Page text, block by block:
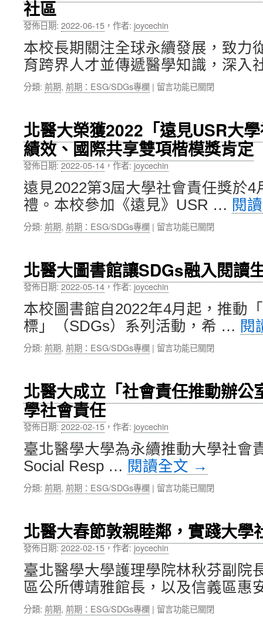
處
辦
SDGs
in
Actions
列
中
大
公
民
調
查，
北
醫
聯
全
國
私
立
一
般
大
組
名〉
中
社區
發佈日期: 2022-06-15 ， 作者: joycechin
本校長期關注全球永續發展，致力
育跨界人才並傳遞醫學知識，深
分類: 前期, 前期：ESG/SDGs專欄 | 在
大
護
理
學
院
USR
計
畫
引
領
新
鮮
人
手
走
入
社
區〉
留言功能已關閉
北醫大榮獲2022「遠見USR大
績效、國際共享雙項楷模獎肯定
發佈日期:2022-05-14，作者: joycechin
遠見2022第3屆大學社會責任獎於4
禮。本校參加《遠見》USR … 閱
分類: 前期, 前期：ESG/SDGs專欄 | 在
榮
獲
2022「遠
見
USR
大
學
社
任
獎」
合
效、
國
際
共
享
項
楷
模
獎
肯
定〉
中
留言功能已關閉
北醫大圖書館讓SDGs融入閱讀
發佈日期: 2022-05-14，作者: joycechin
本校圖書館自2022年4月起，推動
標」（SDGs）系列活動，希 … 閱
分類: 前期, 前期：ESG/SDGs專欄 | 在
大
圖
書
讓
SDGs
融
入
閱
讀
關
注
永
議
題〉
中
留言功能已關閉
北醫大成立「社會責任推動辦公
學社會責任
發佈日期:2022-02-15， 作者: joycechin
臺北醫學大學為永續推動大學社會
Social Resp … 閱讀全文 →
分類: 前期, 前期：ESG/SDGs專欄 | 在
大
成
立
「社
會
責
任
推
動
留言功能已關閉
北醫大春節敦親睦鄰，實踐大學
發佈日期:2022-02-15，作者: joycechin
臺北醫學大學護理學院林秋芬副院
區公所傅靖雅館長，以及信義區
分類: 前期, 前期：ESG/SDGs專欄 | 在
留言功能已關閉